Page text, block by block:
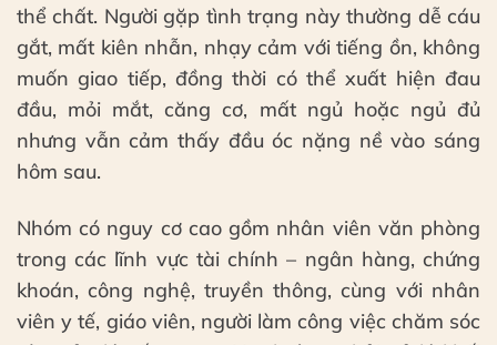
thể chất. Người gặp tình trạng này thường dễ cáu
gắt, mất kiên nhẫn, nhạy cảm với tiếng ồn, không
muốn giao tiếp, đồng thời có thể xuất hiện đau
đầu, mỏi mắt, căng cơ, mất ngủ hoặc ngủ đủ
nhưng vẫn cảm thấy đầu óc nặng nề vào sáng
hôm sau.
Nhóm có nguy cơ cao gồm nhân viên văn phòng
trong các lĩnh vực tài chính – ngân hàng, chứng
khoán, công nghệ, truyền thông, cùng với nhân
viên y tế, giáo viên, người làm công việc chăm sóc